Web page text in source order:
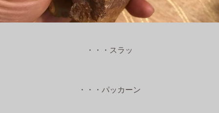
・・・スラッ
・・・パッカーン